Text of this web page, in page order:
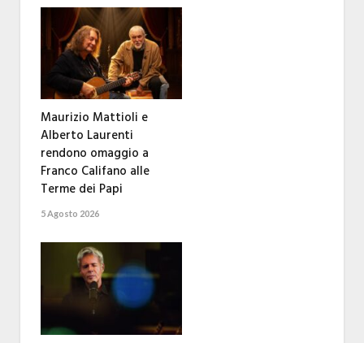
Maurizio Mattioli e
Alberto Laurenti
rendono omaggio a
Franco Califano alle
Terme dei Papi
5 Agosto 2026